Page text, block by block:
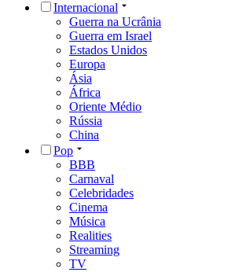
Internacional
Guerra na Ucrânia
Guerra em Israel
Estados Unidos
Europa
Ásia
África
Oriente Médio
Rússia
China
Pop
BBB
Carnaval
Celebridades
Cinema
Música
Realities
Streaming
TV